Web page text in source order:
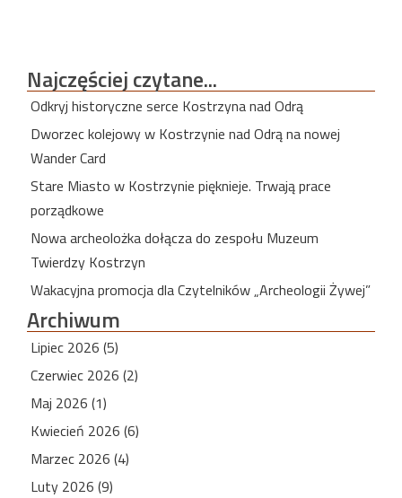
Najczęściejczytane...
Odkryj historyczne serce Kostrzyna nad Odrą
Dworzec kolejowy w Kostrzynie nad Odrą na nowej
Wander Card
Stare Miasto w Kostrzynie pięknieje. Trwają prace
porządkowe
Nowa archeolożka dołącza do zespołu Muzeum
Twierdzy Kostrzyn
Wakacyjna promocja dla Czytelników „Archeologii Żywej”
Archiwum
Lipiec 2026 (5)
Czerwiec 2026 (2)
Maj 2026 (1)
Kwiecień 2026 (6)
Marzec 2026 (4)
Luty 2026 (9)